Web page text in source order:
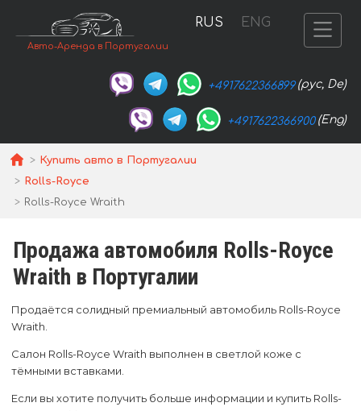
Авто-Аренда в Португалии
RUS ENG
+4917622366899 (рус, De)
+4917622366900 (Eng)
Купить авто в Португалии
Rolls-Royce
Rolls-Royce Wraith
Продажа автомобиля Rolls-Royce
Wraith в Португалии
Продаётся солидный премиальный автомобиль Rolls-Royce
Wraith.
Салон Rolls-Royce Wraith выполнен в светлой коже с
тёмными вставками.
Если вы хотите получить больше информации и купить Rolls-